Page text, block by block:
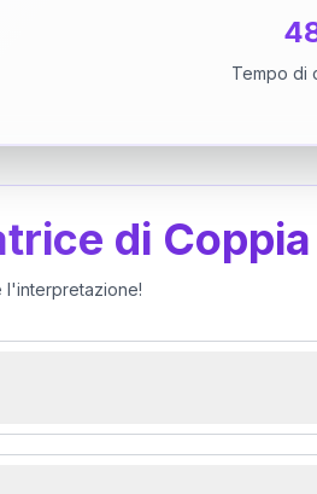
Tempo di
di Coppia
l'interpretazione!